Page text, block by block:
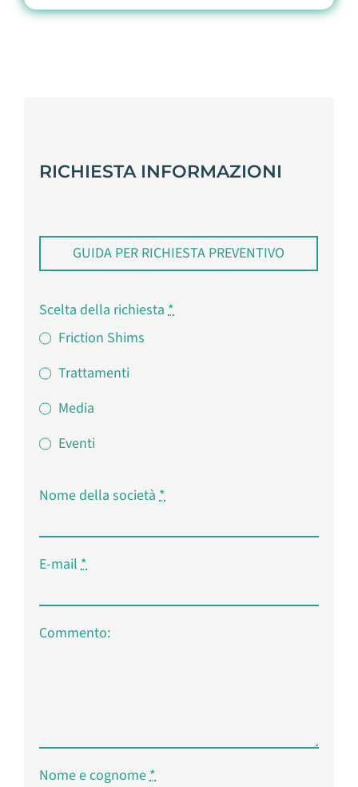
RICHIESTA INFORMAZIONI
GUIDA PER RICHIESTA PREVENTIVO
Scelta della richiesta*
Friction Shims
Trattamenti
Media
Eventi
Nome della società*
E-mail*
Commento:
Nome e cognome*